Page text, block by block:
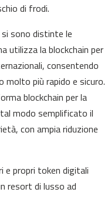
di frodi.
sono distinte le
utilizza la blockchain per
consentendo
molto più rapido e sicuro.
blockchain per la
modo semplificato il
con ampia riduzione
e propri token digitali
resort di lusso ad